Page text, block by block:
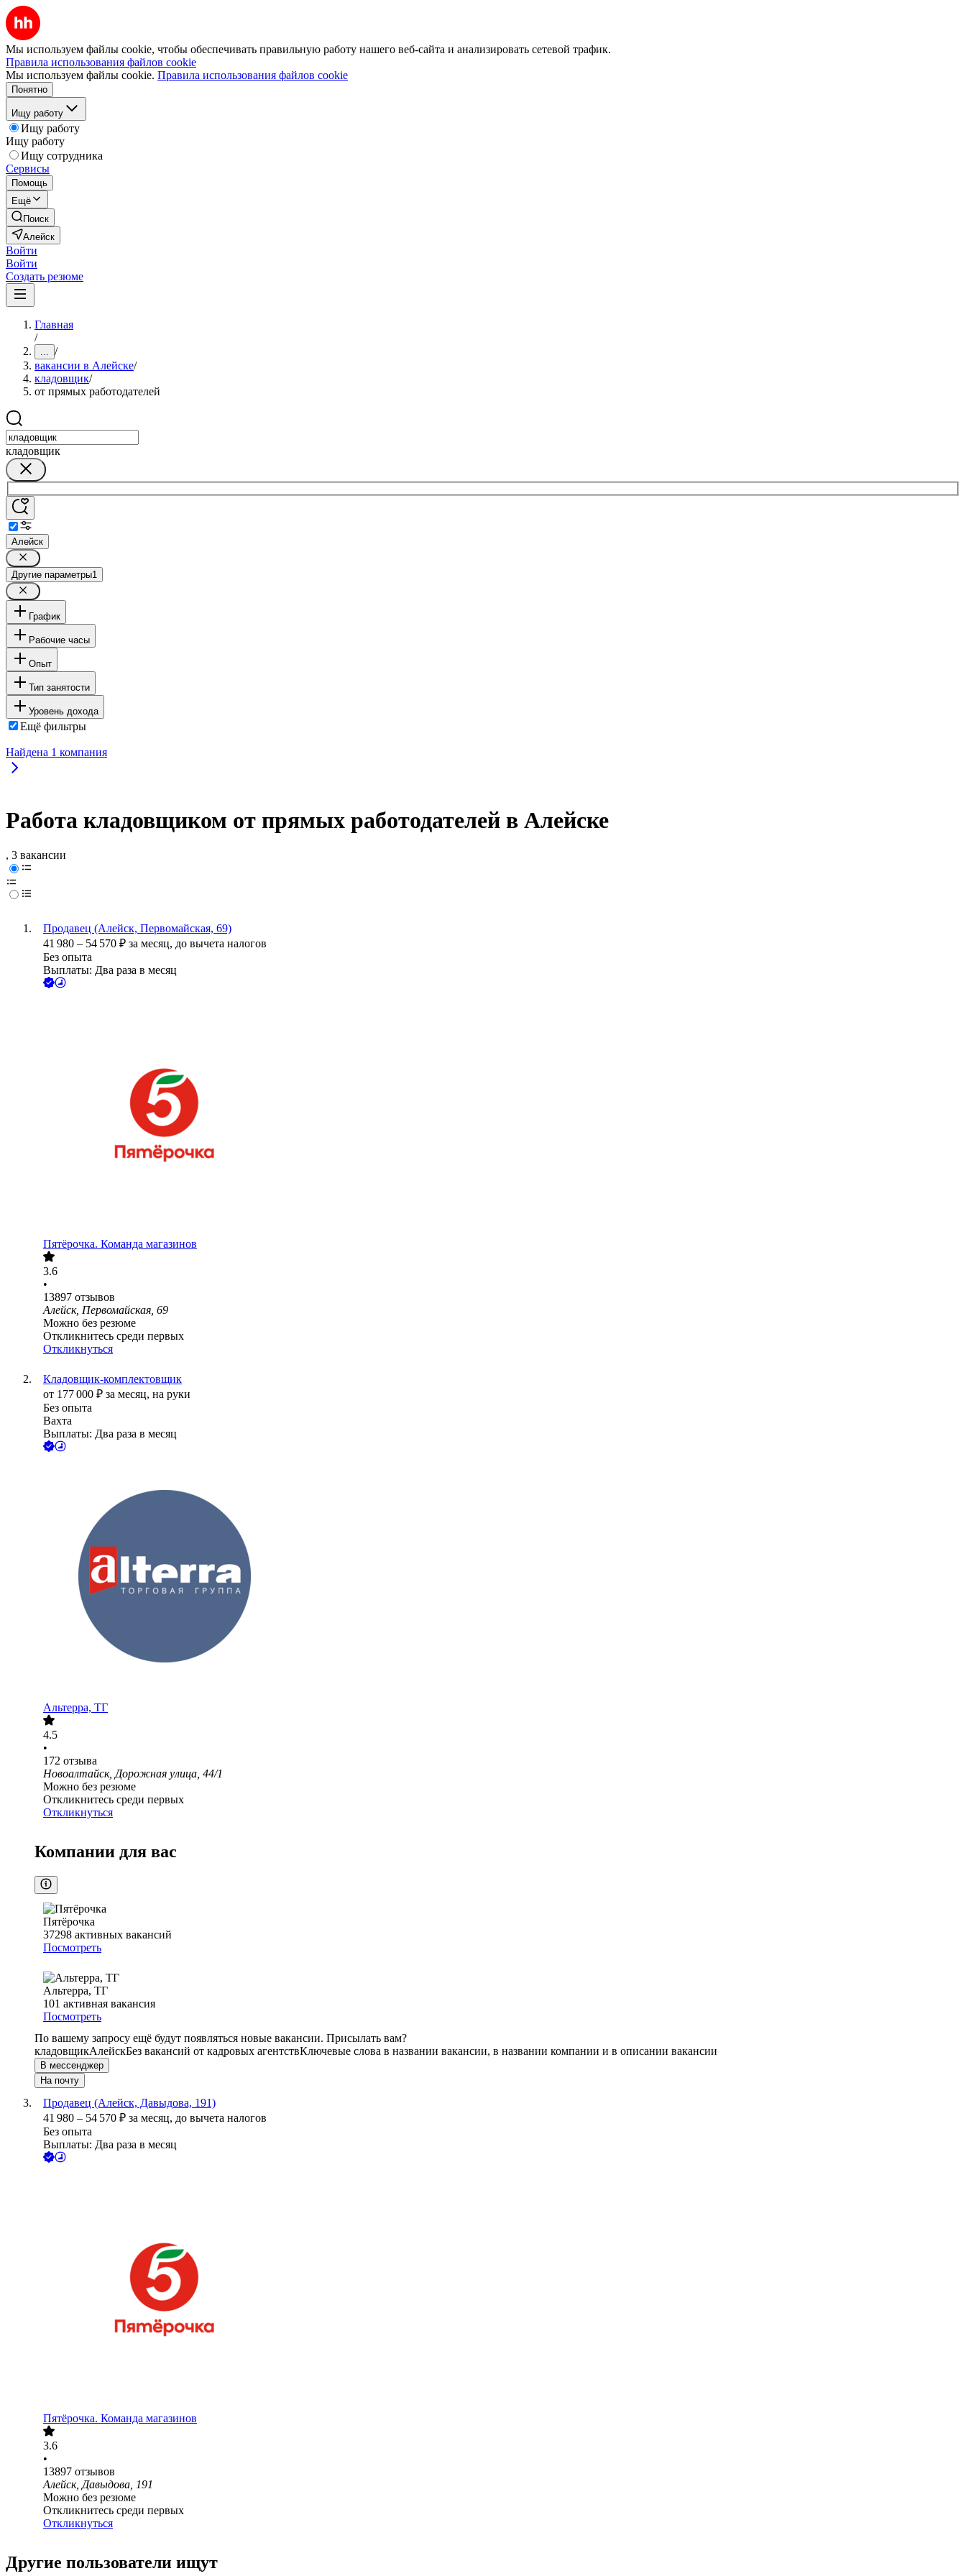
Мы используем файлы cookie, чтобы обеспечивать правильную работу нашего веб-сайта и анализировать сетевой трафик.
Правила использования файлов cookie
Мы используем файлы cookie. Правила использования файлов cookie
Понятно
Ищу работу
Ищу работу
Ищу работу
Ищу сотрудника
Сервисы
Помощь
Ещё
Поиск
Алейск
Войти
Войти
Создать резюме
Главная
/
... /
вакансии в Алейске/
кладовщик/
от прямых работодателей
кладовщик
Алейск
Другие параметры1
График
Рабочие часы
Опыт
Тип занятости
Уровень дохода
Ещё фильтры
Найдена 1 компания
Работа кладовщиком от прямых работодателей в Алейске
, 3 вакансии
Продавец (Алейск, Первомайская, 69)
41 980 – 54 570 ₽ за месяц, до вычета налогов
Без опыта
Выплаты: Два раза в месяц
Пятёрочка. Команда магазинов
3.6
•
13897 отзывов
Алейск, Первомайская, 69
Можно без резюме
Откликнитесь среди первых
Откликнуться
Кладовщик-комплектовщик
от 177 000 ₽ за месяц, на руки
Без опыта
Вахта
Выплаты: Два раза в месяц
Альтерра, ТГ
4.5
•
172 отзыва
Новоалтайск, Дорожная улица, 44/1
Можно без резюме
Откликнитесь среди первых
Откликнуться
Компании для вас
Пятёрочка
37298 активных вакансий
Посмотреть
Альтерра, ТГ
101 активная вакансия
Посмотреть
По вашему запросу ещё будут появляться новые вакансии. Присылать вам?
кладовщикАлейскБез вакансий от кадровых агентствКлючевые слова в названии вакансии, в названии компании и в описании вакансии
В мессенджер
На почту
Продавец (Алейск, Давыдова, 191)
41 980 – 54 570 ₽ за месяц, до вычета налогов
Без опыта
Выплаты: Два раза в месяц
Пятёрочка. Команда магазинов
3.6
•
13897 отзывов
Алейск, Давыдова, 191
Можно без резюме
Откликнитесь среди первых
Откликнуться
Другие пользователи ищут